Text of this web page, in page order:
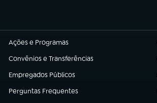
Ações e Programas
(abre em nova aba)
Convênios e Transferências
(abre em nova aba)
Empregados Públicos
(abre em nova aba)
Perguntas Frequentes
(abre em nova aba)